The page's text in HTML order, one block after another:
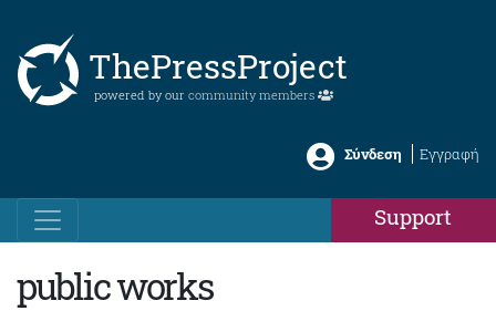
ThePressProject
powered by our community members
Σύνδεση Εγγραφή
Support
public works